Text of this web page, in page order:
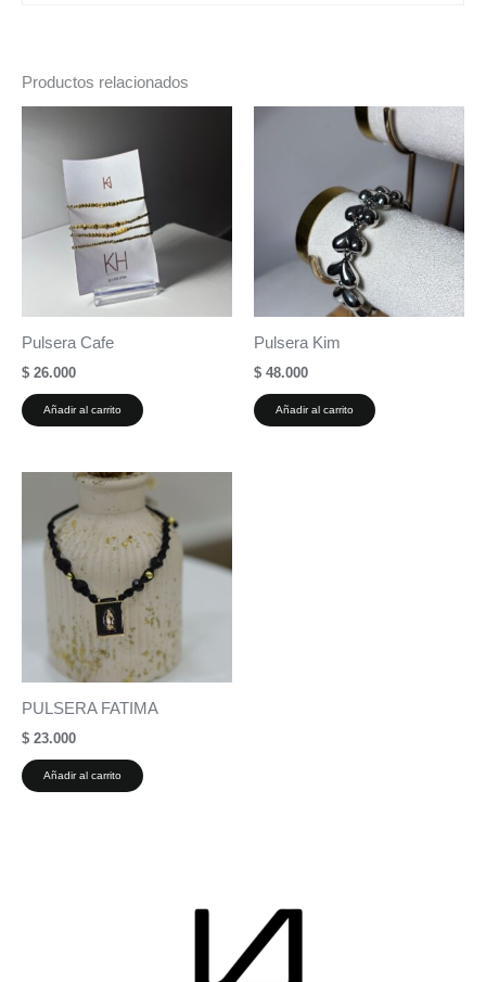
Productos relacionados
Pulsera Cafe
$ 26.000
Añadir al carrito
Pulsera Kim
$ 48.000
Añadir al carrito
PULSERA FATIMA
$ 23.000
Añadir al carrito